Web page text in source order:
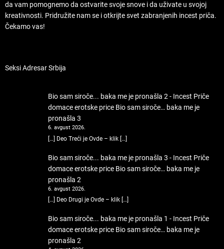
da vam pomognemo da ostvarite svoje snove i da uživate u svojoj
kreativnosti. Pridružite nam se i otkrijte svet zabranjenih incest priča.
Čekamo vas!
Seksi Adresar Srbija
Bio sam siroče... baka me je pronašla 2 - Incest Priče
domace erotske price Bio sam siroče… baka me je
pronašla 3
6. avgust 2026.
[…] Deo Treći je Ovde – klik […]
Bio sam siroče... baka me je pronašla 3 - Incest Priče
domace erotske price Bio sam siroče… baka me je
pronašla 2
6. avgust 2026.
[…] Deo Drugi je Ovde – klik […]
Bio sam siroče... baka me je pronašla 1 - Incest Priče
domace erotske price Bio sam siroče… baka me je
pronašla 2